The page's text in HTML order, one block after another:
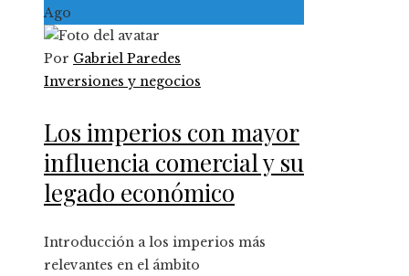
Ago
Por Gabriel Paredes
Inversiones y negocios
Los imperios con mayor
influencia comercial y su
legado económico
Introducción a los imperios más
relevantes en el ámbito